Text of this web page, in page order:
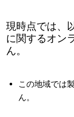
現時点では、
に関するオン
ん。
この地域では
ん。